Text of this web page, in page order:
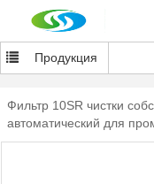
Продукция
Фильтр 10SR чистки
автоматический для